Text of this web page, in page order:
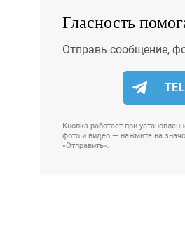
Гласность
Отправь сообщение,
Кнопка работает при
фото и видео — нажмите на
«Отправить».